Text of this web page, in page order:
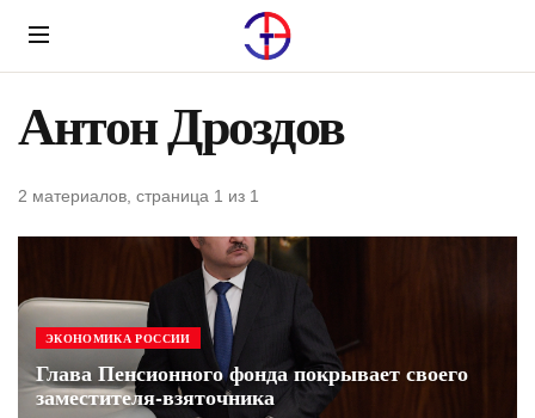
Menu
Антон Дроздов
2 материалов, страница 1 из 1
ЭКОНОМИКА РОССИИ
Глава Пенсионного фонда покрывает своего
заместителя-взяточника